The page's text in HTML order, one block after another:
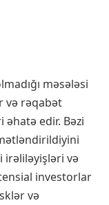
məsələsi
və rəqabət
əhatə edir. Bəzi
irəliləyişləri və
investorlar
və